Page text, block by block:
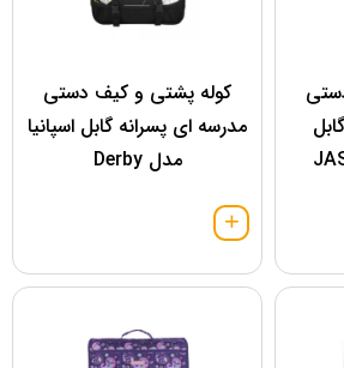
کوله پشتی و کیف دستی
مدرسه ای پسرانه گابل اسپانیا
مدل Derby